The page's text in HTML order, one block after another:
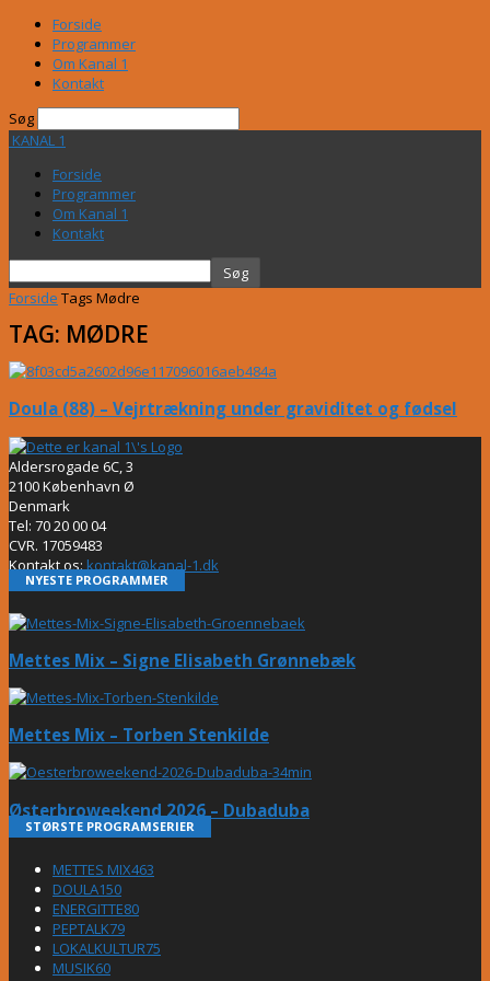
Forside
Programmer
Om Kanal 1
Kontakt
Søg
KANAL 1
Forside
Programmer
Om Kanal 1
Kontakt
Forside Tags Mødre
TAG: MØDRE
Doula (88) – Vejrtrækning under graviditet og fødsel
Aldersrogade 6C, 3
2100 København Ø
Denmark
Tel: 70 20 00 04
CVR. 17059483
Kontakt os: kontakt@kanal-1.dk
NYESTE PROGRAMMER
Mettes Mix – Signe Elisabeth Grønnebæk
Mettes Mix – Torben Stenkilde
Østerbroweekend 2026 – Dubaduba
STØRSTE PROGRAMSERIER
METTES MIX463
DOULA150
ENERGITTE80
PEPTALK79
LOKALKULTUR75
MUSIK60